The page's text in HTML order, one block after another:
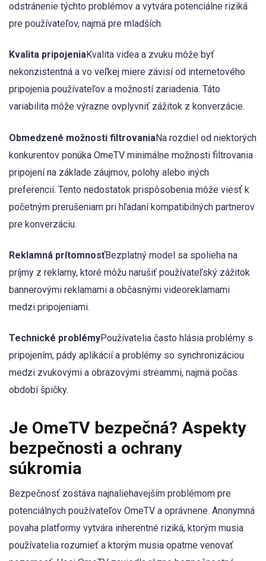
odstránenie týchto problémov a vytvára potenciálne riziká
pre používateľov, najmä pre mladších.
Kvalita pripojeniaKvalita videa a zvuku môže byť
nekonzistentná a vo veľkej miere závisí od internetového
pripojenia používateľov a možností zariadenia. Táto
variabilita môže výrazne ovplyvniť zážitok z konverzácie.
Obmedzené možnosti filtrovaniaNa rozdiel od niektorých
konkurentov ponúka OmeTV minimálne možnosti filtrovania
pripojení na základe záujmov, polohy alebo iných
preferencií. Tento nedostatok prispôsobenia môže viesť k
početným prerušeniam pri hľadaní kompatibilných partnerov
pre konverzáciu.
Reklamná prítomnosťBezplatný model sa spolieha na
príjmy z reklamy, ktoré môžu narušiť používateľský zážitok
bannerovými reklamami a občasnými videoreklamami
medzi pripojeniami.
Technické problémyPoužívatelia často hlásia problémy s
pripojením, pády aplikácií a problémy so synchronizáciou
medzi zvukovými a obrazovými streammi, najmä počas
období špičky.
Je OmeTV bezpečná? Aspekty
bezpečnosti a ochrany
súkromia
Bezpečnosť zostáva najnaliehavejším problémom pre
potenciálnych používateľov OmeTV a oprávnene. Anonymná
povaha platformy vytvára inherentné riziká, ktorým musia
používatelia rozumieť a ktorým musia opatrne venovať